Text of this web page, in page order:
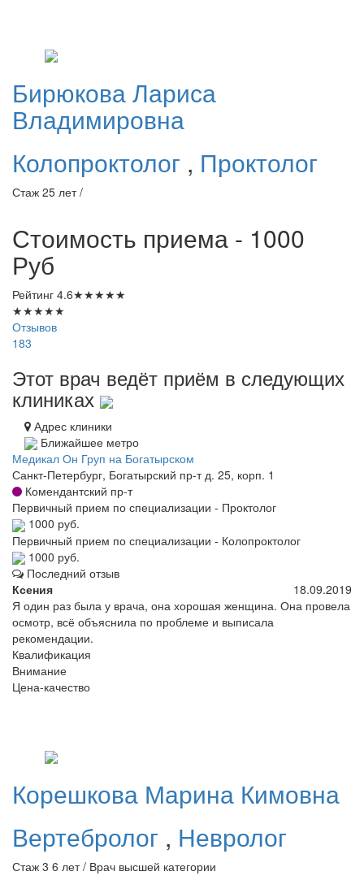
БирюковаЛариса
Владимировна
Колопроктолог , Проктолог
Стаж 25 лет /
Стоимость приема - 1000
Руб
Рейтинг 4.6★★★★★
★★★★★
Отзывов
183
Этот врач ведёт приём в следующих
клиниках
Адрес клиники
Ближайшее метро
Медикал Он Груп на Богатырском
Санкт-Петербург, Богатырский пр-т д. 25, корп. 1
Комендантский пр-т
Первичный прием по специализации - Проктолог
1000 руб.
Первичный прием по специализации - Колопроктолог
1000 руб.
Последний отзыв
Ксения
18.09.2019
Я один раз была у врача, она хорошая женщина. Она провела
осмотр, всё объяснила по проблеме и выписала
рекомендации.
Квалификация
Внимание
Цена-качество
Корешкова Марина Кимовна
Вертебролог , Невролог
Стаж 3 6 лет / Врач высшей категории